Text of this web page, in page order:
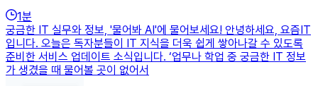
1분
궁금한 IT 실무와 정보, '물어봐 AI'에 물어보세요! 안녕하세요, 요즘IT
입니다. 오늘은 독자분들이 IT 지식을 더욱 쉽게 쌓아나갈 수 있도록
준비한 서비스 업데이트 소식입니다. ‘업무나 학업 중 궁금한 IT 정보
가 생겼을 때 물어볼 곳이 없어서